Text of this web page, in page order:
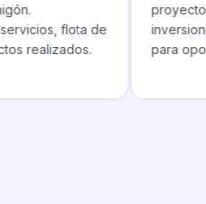
flota de
realizados.
para